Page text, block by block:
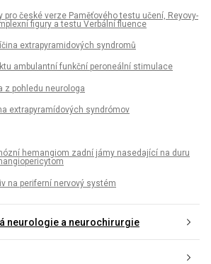
pro české verze Paměťového testu učení, Reyovy-
figury a testu Verbální fluence
extrapyramidových syndromů
ambulantní funkční peroneální stimulace
z pohledu neurologa
extrapyramídových syndrómov
hemangiom zadní jámy nasedající na duru
na periferní nervový systém
neurologie a neurochirurgie